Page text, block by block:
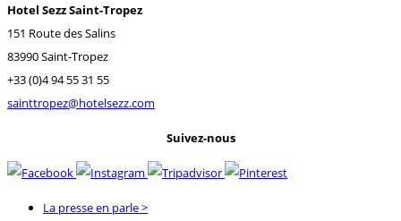
Hotel Sezz Saint-Tropez
151 Route des Salins
83990 Saint-Tropez
+33 (0)4 94 55 31 55
sainttropez@hotelsezz.com
Suivez-nous
La presse en parle>